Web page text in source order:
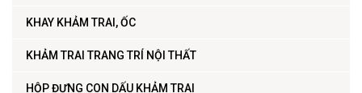
KHAY KHẢM TRAI, ỐC
KHẢM TRAI TRANG TRÍ NỘI THẤT
HỘP ĐỰNG CON DẤU KHẢM TRAI